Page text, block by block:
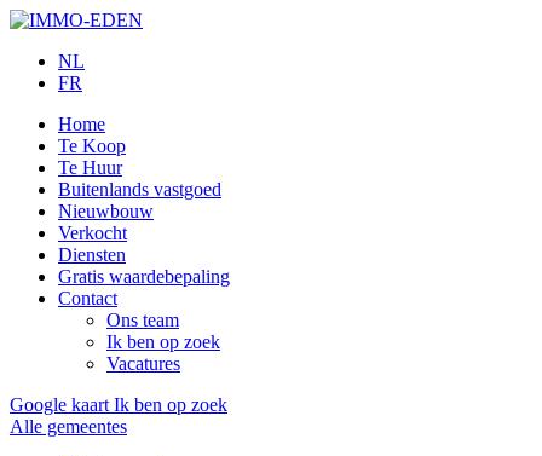
NL
FR
Home
Te Koop
Te Huur
Buitenlands vastgoed
Nieuwbouw
Verkocht
Diensten
Gratis waardebepaling
Contact
Ons team
Ik ben op zoek
Vacatures
Google kaart Ik ben op zoek
Alle gemeentes